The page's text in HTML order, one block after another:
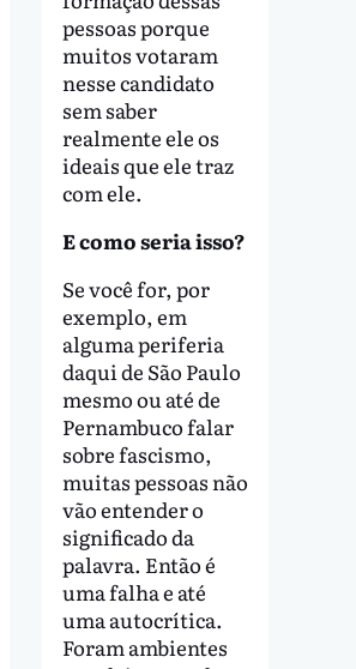
pessoas porque
muitos votaram
nesse candidato
sem saber
realmente ele os
ideais que ele traz
com ele.
E como seria isso?
Se você for, por
exemplo, em
alguma periferia
daqui de São Paulo
mesmo ou até de
Pernambuco falar
sobre fascismo,
muitas pessoas não
vão entender o
significado da
palavra. Então é
uma falha e até
uma autocrítica.
Foram ambientes